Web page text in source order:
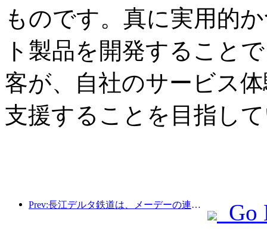
ものです。真に実用的
ト製品を開発すること
客が、自社のサービス
支援することを目指し
Prev:長江デルタ鉄道は、メーデーの連休期間中に2138万人以上の乗客を輸送した。
Go